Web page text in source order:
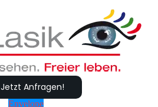
Jetzt Anfragen!
Envelope